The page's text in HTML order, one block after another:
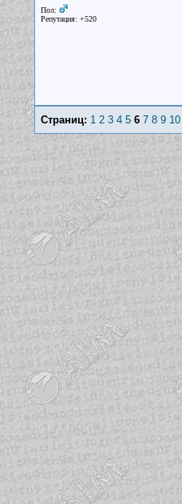
Пол:
Репутация: +520
Страниц: 1 2 3 4 5 6 7 8 9 10